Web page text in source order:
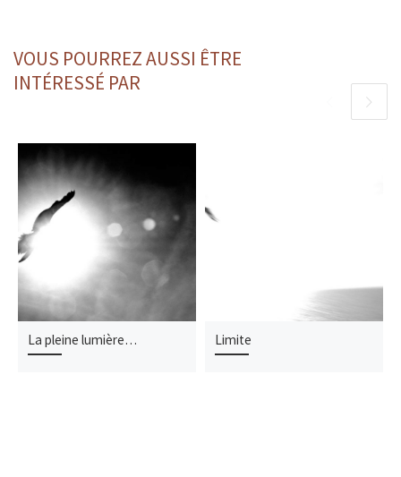
VOUS POURREZ AUSSI ÊTRE
INTÉRESSÉ PAR
La pleine lumière… Limite